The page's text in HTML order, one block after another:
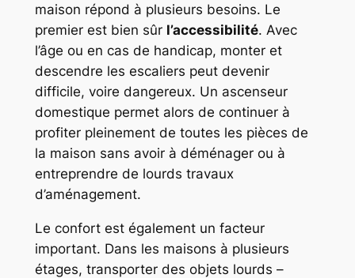
maison répond à plusieurs besoins. Le
premier est bien sûr l’accessibilité. Avec
l’âge ou en cas de handicap, monter et
descendre les escaliers peut devenir
difficile, voire dangereux. Un ascenseur
domestique permet alors de continuer à
profiter pleinement de toutes les pièces de
la maison sans avoir à déménager ou à
entreprendre de lourds travaux
d’aménagement.
Le confort est également un facteur
important. Dans les maisons à plusieurs
étages, transporter des objets lourds –